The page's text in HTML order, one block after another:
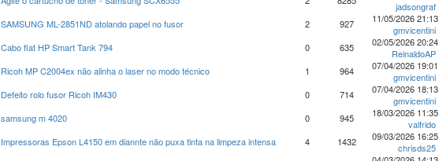
jadsongraf
SAMSUNG ML-2851ND atolando papel no fusor 2 927
11/05/2026 21:13
gmvicentini
Cabo flat HP Smart Tank 794 0 635
02/05/2026 20:24
ReinaldoAP
Ricoh MP C2004ex não alinha o laser no modo técnico 1 964
07/04/2026 19:01
gmvicentini
Defeito rolo fusor Ricoh IM430 0 714
07/04/2026 18:13
gmvicentini
samsung m 4020 0 945
18/03/2026 11:35
valfrido
Impressoras Epson L4150 em diannte não puxa tinta na limpeza intensa 4 1432
09/03/2026 16:25
chrisds25